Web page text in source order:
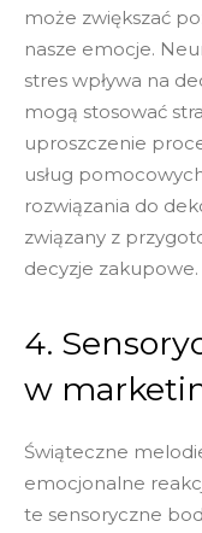
może zwiększać
nasze emocje.
stres wpływa na
mogą stosować
uproszczenie
usług
rozwiązania do
związany z
decyzje zakupowe.
4.
w
Świąteczne
emocjonalne
te sensoryczne